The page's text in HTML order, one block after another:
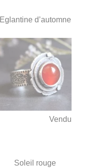
Eglantine d’automne
Vendu
Soleil rouge